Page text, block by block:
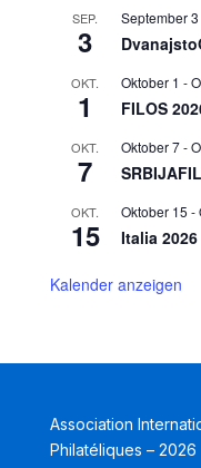
SEP.
3
September 3
OKT.
1
Oktober 1 -
FILOS
OKT.
7
Oktober 7-
OKT.
15
Oktober 15 -
Italia 2026
Kalender anzeigen
Association
Philatéliques – 2026